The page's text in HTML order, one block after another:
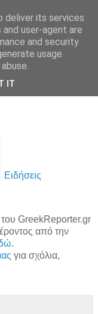
Ειδήσεις
του GreekReporter.gr
από την
.
για σχόλια,
deliver its services
user-agent are
and security
usage
IT